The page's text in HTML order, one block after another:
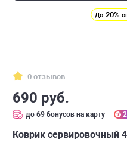
До 20%
0 отзывов
690 руб.
до 69 бонусов на карту
Коврик сервировочный